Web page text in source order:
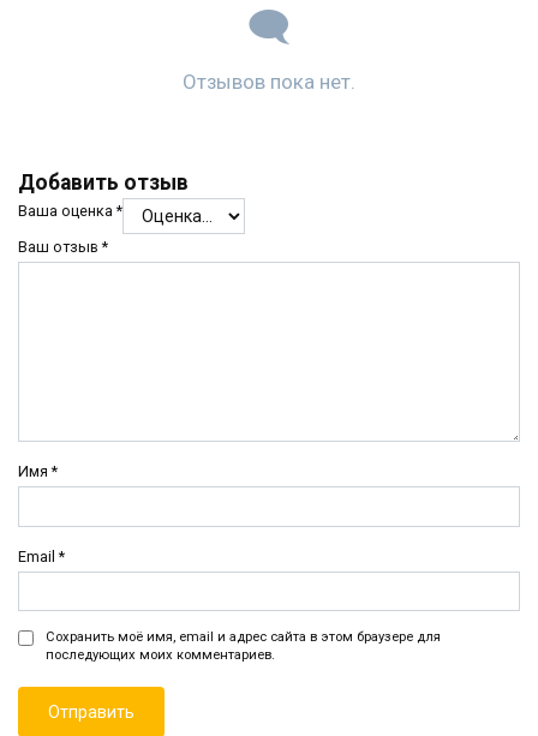
Отзывов пока нет.
Добавить отзыв
Ваша оценка*
Ваш отзыв*
Имя*
Email*
Сохранить моё имя, email и адрес сайта в этом браузере для
последующих моих комментариев.